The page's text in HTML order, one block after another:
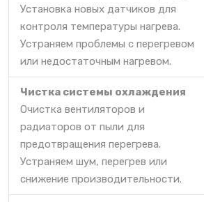
Установка новых датчиков для
контроля температуры нагрева.
Устраняем проблемы с перегревом
или недостаточным нагревом.
Чистка системы охлаждения
Очистка вентиляторов и
радиаторов от пыли для
предотвращения перегрева.
Устраняем шум, перегрев или
снижение производительности.